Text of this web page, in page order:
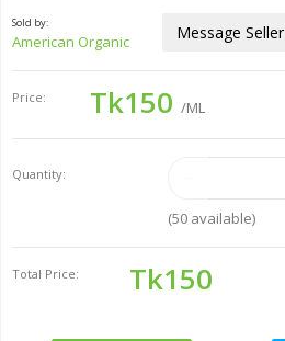
Sold by:
American Organic Message Seller
Price: Tk150 /ML
Quantity:
(50available)
Total Price: Tk150